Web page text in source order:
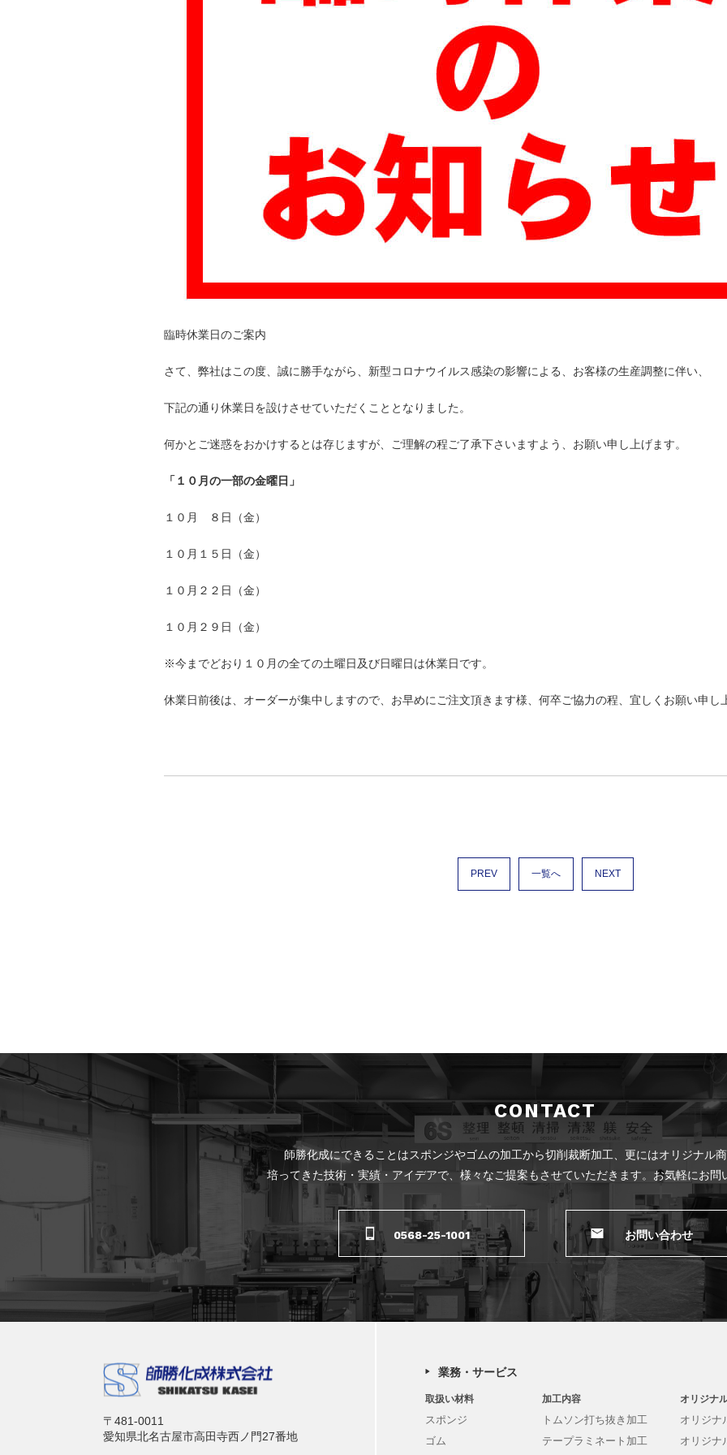
臨時休業日のご案内
さて、弊社はこの度、誠に勝手ながら、新型コロナウイルス感染の影響による、お客様の生産調整に伴い、
下記の通り休業日を設けさせていただくこととなりました。
何かとご迷惑をおかけするとは存じますが、ご理解の程ご了承下さいますよう、お願い申し上げます。
「１０月の一部の金曜日」
１０月 ８日（金）
１０月１５日（金）
１０月２２日（金）
１０月２９日（金）
※今までどおり１０月の全ての土曜日及び日曜日は休業日です。
休業日前後は、オーダーが集中しますので、お早めにご注文頂きます様、何卒ご協力の程、宜しくお願い申し
PREV 一覧へ NEXT
CONTACT
師勝化成にできることはスポンジやゴムの加工から切削裁断加工、更にはオリジナル商
培ってきた技術・実績・アイデアで、様々なご提案もさせていただきます。お気軽にお問
0568-25-1001 お問い合わせ
〒481-0011
愛知県北名古屋市高田寺西ノ門27番地
業務・サービス
取扱い材料
スポンジ
ゴム
加工内容
トムソン打ち抜き加工
テープラミネート加工
オリジナ
オリジナ
オリジナ